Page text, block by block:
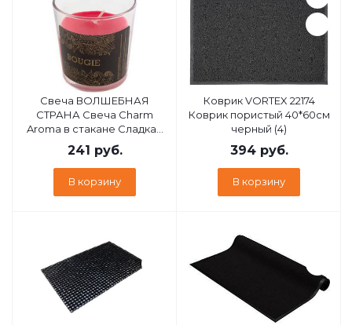
Свеча ВОЛШЕБНАЯ
СТРАНА Свеча Charm
Aroma в стакане Сладкая
малина
241 руб.
В корзину
Коврик VORTEX 22174
Коврик пористый 40*60см
черный (4)
394руб.
В корзину